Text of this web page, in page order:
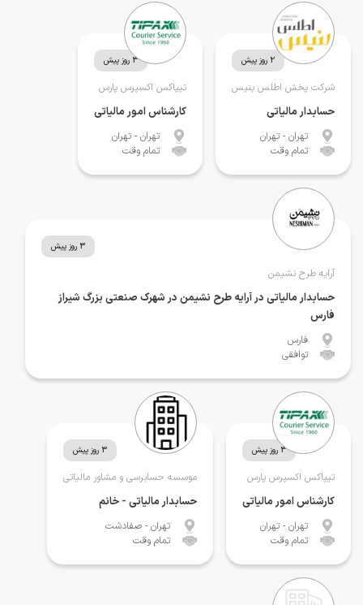
2 روز پیش
شرکت پخش اطلس بنیس
حسابدار مالیاتی
تهران - تهران
تمام وقت
3 روز پیش
تیپاکس اکسپرس پارس
کارشناس امور مالیاتی
تهران - تهران
تمام وقت
3 روز پیش
آرایه طرح نشیمن
حسابدار مالیاتی در آرایه طرح نشیمن در شهرک صنعتی بزرگ شیراز
فارس
فارس
توافقی
3 روز پیش
تیپاکس اکسپرس پارس
کارشناس امور مالیاتی
تهران - تهران
تمام وقت
3 روز پیش
موسسه حسابرسی و مشاور مالیاتی
حسابدار مالیاتی - خانم
تهران - صفادشت
تمام وقت